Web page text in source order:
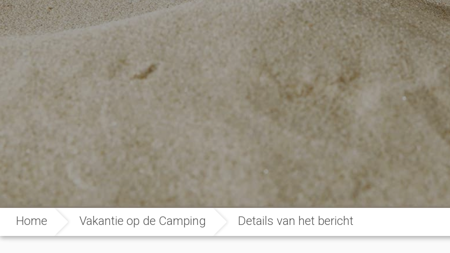
Home Vakantie op de Camping Details van het bericht